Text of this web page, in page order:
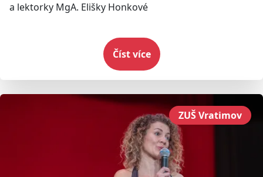
a lektorky MgA. Elišky Honkové
Číst více
ZUŠ Vratimov